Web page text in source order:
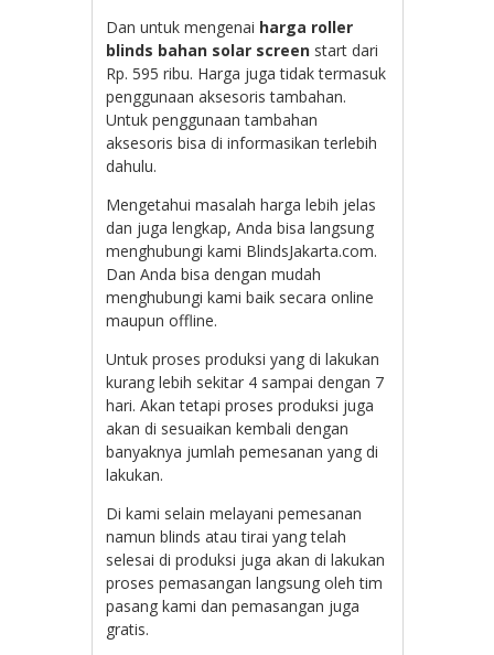
Dan untuk mengenai harga roller
blinds bahan solar screen start dari
Rp. 595 ribu. Harga juga tidak termasuk
penggunaan aksesoris tambahan.
Untuk penggunaan tambahan
aksesoris bisa di informasikan terlebih
dahulu.
Mengetahui masalah harga lebih jelas
dan juga lengkap, Anda bisa langsung
menghubungi kami BlindsJakarta.com.
Dan Anda bisa dengan mudah
menghubungi kami baik secara online
maupun offline.
Untuk proses produksi yang di lakukan
kurang lebih sekitar 4 sampai dengan 7
hari. Akan tetapi proses produksi juga
akan di sesuaikan kembali dengan
banyaknya jumlah pemesanan yang di
lakukan.
Di kami selain melayani pemesanan
namun blinds atau tirai yang telah
selesai di produksi juga akan di lakukan
proses pemasangan langsung oleh tim
pasang kami dan pemasangan juga
gratis.